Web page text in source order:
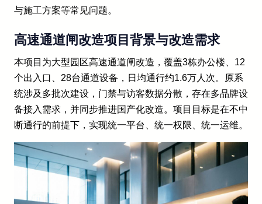
与施工方案等常见问题。
高速通道闸改造项目背景与改造需求
本项目为大型园区高速通道闸改造，覆盖3栋办公楼、12
个出入口、28台通道设备，日均通行约1.6万人次。原系
统涉及多批次建设，门禁与访客数据分散，存在多品牌设
备接入需求，并同步推进国产化改造。项目目标是在不中
断通行的前提下，实现统一平台、统一权限、统一运维。